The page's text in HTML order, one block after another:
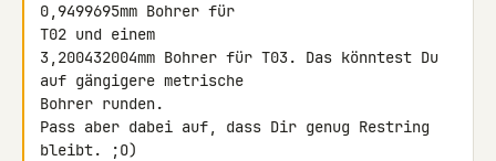
0,9499695mm Bohrer für
T02 und einem
3,200432004mm Bohrer für T03. Das könntest Du
auf gängigere metrische
Bohrer runden.
Pass aber dabei auf, dass Dir genug Restring
bleibt. ;O)